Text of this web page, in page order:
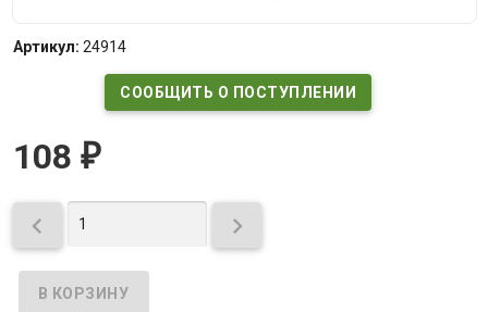
Артикул: 24914
СООБЩИТЬ О ПОСТУПЛЕНИИ
108 ₽
 